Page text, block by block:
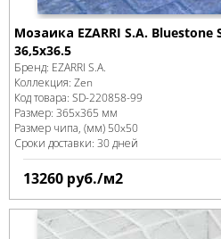
Мозаика EZARRI S.A. Bluestone
36,5x36.5
Бренд: EZARRI S.A.
Коллекция: Zen
Код товара: SD-220858-99
Размер: 365x365 мм
Размер чипа, (мм) 50x50
Сроки доставки: 30 дней
13260 руб./м2